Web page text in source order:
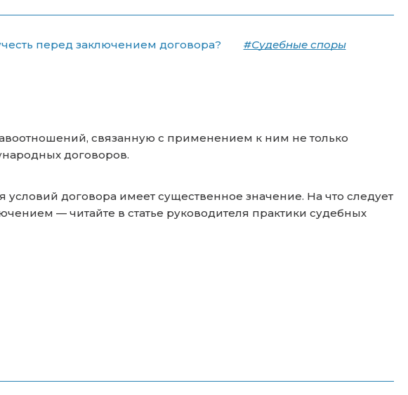
перед заключением договора? #Судебные споры
связанную с применением к ним не только
договоров.
договора имеет существенное значение. На что следует
— читайте в статье руководителя практики судебных